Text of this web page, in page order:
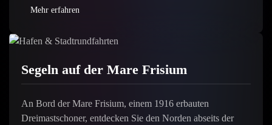
Mehr erfahren
Segeln auf der Mare Frisium
An Bord der Mare Frisium, einem 1916 erbauten
Dreimastschoner, entdecken Sie den Norden abseits der